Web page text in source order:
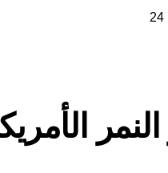
النمر